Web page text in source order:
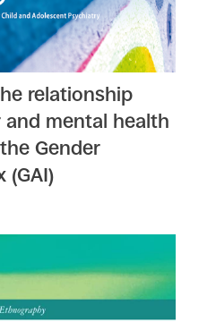
relationship
mental health
Gender
(GAI)